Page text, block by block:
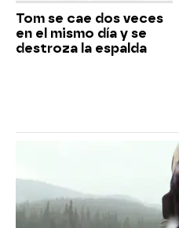
Tom se cae dos veces
en el mismo día y se
destroza la espalda